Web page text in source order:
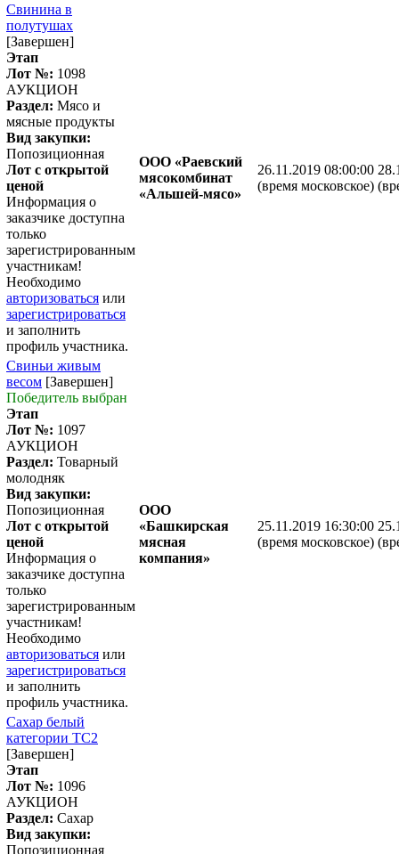
Свинина в
полутушах
[Завершен]
Этап
Лот №: 1098
АУКЦИОН
Раздел: Мясо и
мясные продукты
Вид закупки:
Попозиционная
Лот с открытой
ценой
Информация о
заказчике доступна
только
зарегистрированным
участникам!
Необходимо
авторизоваться или
зарегистрироваться
и заполнить
профиль участника.
ООО «Раевский
мясокомбинат
«Альшей-мясо»
26.11.2019 08:00:00
(время московское)
Свиньи живым
весом [Завершен]
Победитель выбран
Этап
Лот №: 1097
АУКЦИОН
Раздел: Товарный
молодняк
Вид закупки:
Попозиционная
Лот с открытой
ценой
Информация о
заказчике доступна
только
зарегистрированным
участникам!
Необходимо
авторизоваться или
зарегистрироваться
и заполнить
профиль участника.
ООО
«Башкирская
мясная
компания»
25.11.2019 16:30:00
(время московское)
Сахар белый
категории ТС2
[Завершен]
Этап
Лот №: 1096
АУКЦИОН
Раздел: Сахар
Вид закупки:
Попозиционная